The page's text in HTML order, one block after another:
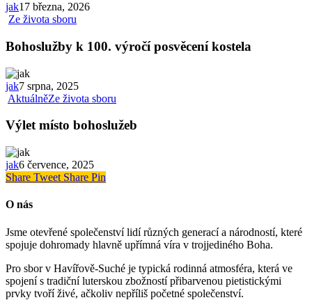
jak17 března, 2026
Ze života sboru
Bohoslužby k 100. výročí posvěcení kostela
jak7 srpna, 2025
AktuálněZe života sboru
Výlet místo bohoslužeb
jak6 července, 2025
Share Tweet Share Pin
O nás
Jsme otevřené společenství lidí různých generací a národností, které
spojuje dohromady hlavně upřímná víra v trojjediného Boha.
Pro sbor v Havířově-Suché je typická rodinná atmosféra, která ve
spojení s tradiční luterskou zbožností přibarvenou pietistickými
prvky tvoří živé, ačkoliv nepříliš početné společenství.